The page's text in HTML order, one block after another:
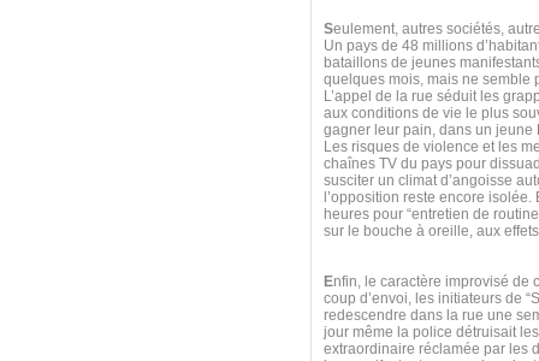
Seulement, autres sociétés,
Un pays de 48 millions
bataillons de jeunes
quelques mois, mais ne semble
L’appel de la rue séduit les
aux conditions de vie le plus
gagner leur pain, dans un jeune
Les risques de violence et les
chaînes TV du pays pour
susciter un climat d’angoisse
l’opposition reste encore
heures pour “entretien de
sur le bouche à oreille, aux
Enfin, le caractère improvisé de
coup d’envoi, les initiateurs de
redescendre dans la rue une
jour même la police détruisait
extraordinaire réclamée par les